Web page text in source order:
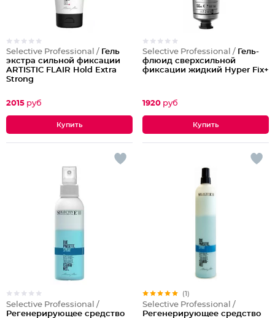
Selective Professional / Гель
экстра сильной фиксации
ARTISTIC FLAIR Hold Extra
Strong
2015 руб
Selective Professional / Гель-
флюид сверхсильной
фиксации жидкий Hyper Fix+
1920 руб
Selective Professional /
Регенерирующее средство
(1)
Selective Professional /
Регенерирующее средство